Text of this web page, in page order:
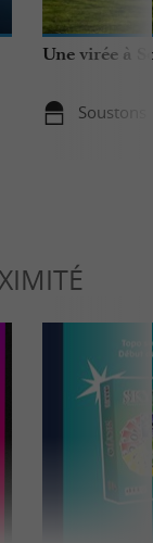
Une virée à
Soustons